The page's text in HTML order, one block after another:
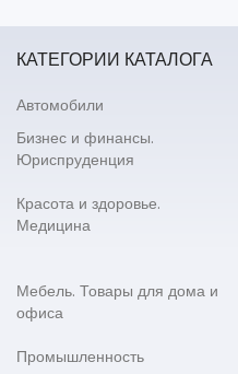
КАТЕГОРИИ КАТАЛОГА
Автомобили
Бизнес и финансы.
Юриспруденция
Красота и здоровье.
Медицина
Мебель. Товары для дома и
офиса
Промышленность